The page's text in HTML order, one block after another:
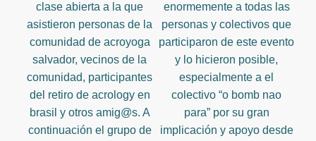
clase abierta a la que
asistieron personas de la
comunidad de acroyoga
salvador, vecinos de la
comunidad, participantes
del retiro de acrology en
brasil y otros amig@s. A
continuación el grupo de
enormemente a todas las
personas y colectivos que
participaron de este evento
y lo hicieron posible,
especialmente a el
colectivo “o bomb nao
para” por su gran
implicación y apoyo desde